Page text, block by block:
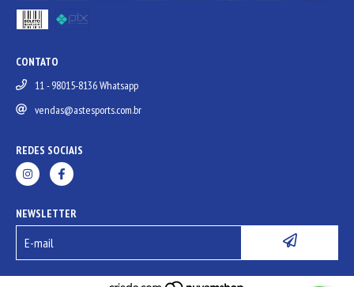
CONTATO
11 - 98015-8136 Whatsapp
vendas@astesports.com.br
REDES SOCIAIS
NEWSLETTER